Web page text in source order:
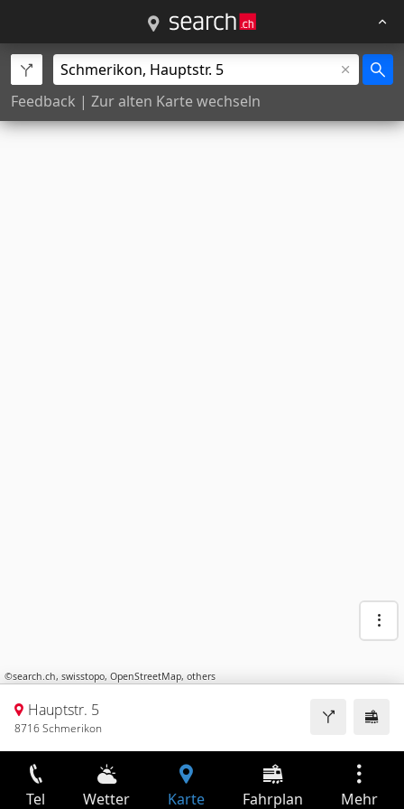
Feedback | Zur alten Karte wechseln
©search.ch, swisstopo, OpenStreetMap, others
Hauptstr. 5
8716 Schmerikon
Tel Wetter Karte Fahrplan Mehr